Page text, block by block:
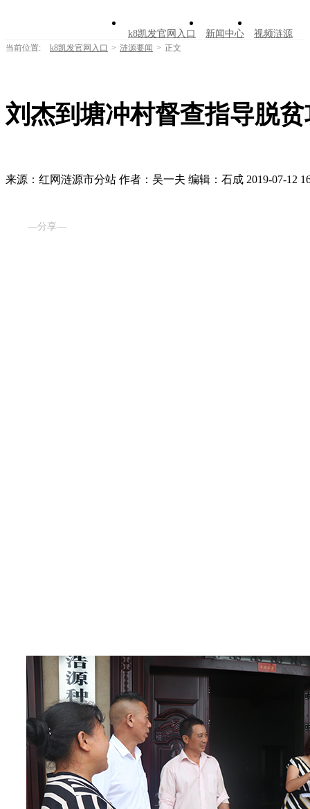
k8凯发官网入口 新闻中心 视频涟源
走进涟源
当前位置: k8凯发官网入口 > 涟源要闻 > 正文
刘杰到塘冲村督查指导脱
来源：红网涟源市分站 作者：吴一夫 编辑：石成 2019-07-12
—分享—